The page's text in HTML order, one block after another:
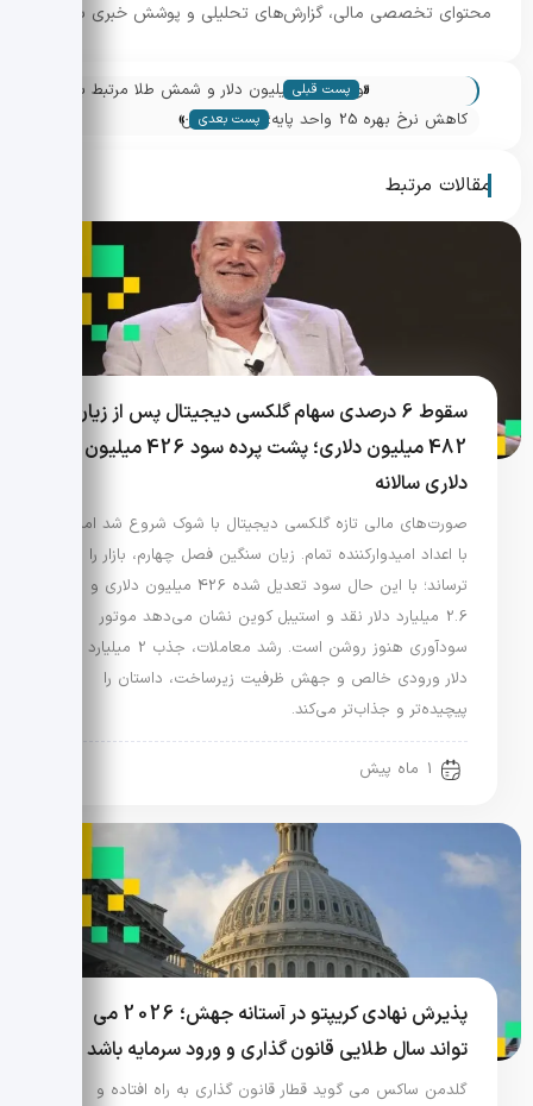
محتوای تخصصی مالی، گزارش‌های تحلیلی و پوشش خبری بازار.
« پست قبلی
توقیف یک میلیون دلار و شمش طلا مرتبط با
QuadrigaCX؛ شکافی جدید در پرونده مایکل
کاهش نرخ بهره 25 واحد پایه؛ آیا بیت‌کوین
نزولی است؟
پست بعدی »
مقالات مرتبط
سقوط 6 درصدی سهام گلکسی دیجیتال پس از زیان
482 میلیون دلاری؛ پشت پرده سود 426 میلیون
دلاری سالانه
صورت‌های مالی تازه گلکسی دیجیتال با شوک شروع شد اما
با اعداد امیدوارکننده تمام. زیان سنگین فصل چهارم، بازار را
ترساند؛ با این حال سود تعدیل شده 426 میلیون دلاری و
2.6 میلیارد دلار نقد و استیبل کوین نشان می‌دهد موتور
سودآوری هنوز روشن است. رشد معاملات، جذب 2 میلیارد
دلار ورودی خالص و جهش ظرفیت زیرساخت، داستان را
پیچیده‌تر و جذاب‌تر می‌کند.
1 ماه پیش
پذیرش نهادی کریپتو در آستانه جهش؛ 2026 می
تواند سال طلایی قانون گذاری و ورود سرمایه باشد
گلدمن ساکس می گوید قطار قانون گذاری به راه افتاده و